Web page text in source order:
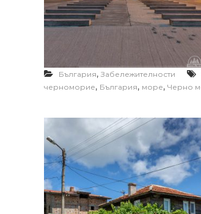
България, Забележителности
черноморие, България, море, Черно